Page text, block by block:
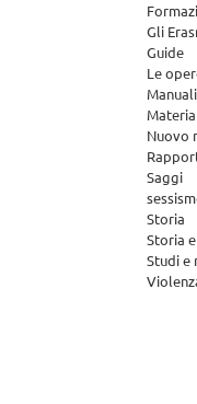
Gli
Guide
Le
Manuali
Nuovo
Saggi
Storia
Storia
Studi e